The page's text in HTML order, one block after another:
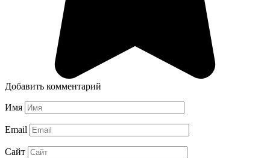
Добавить комментарий
Имя
Email
Сайт